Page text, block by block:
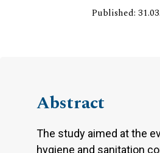
Published:
Abstract
The study aimed at the
hygiene and sanitation